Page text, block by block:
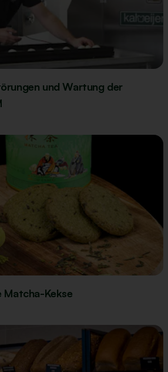
und Wartung der
Matcha-Kekse